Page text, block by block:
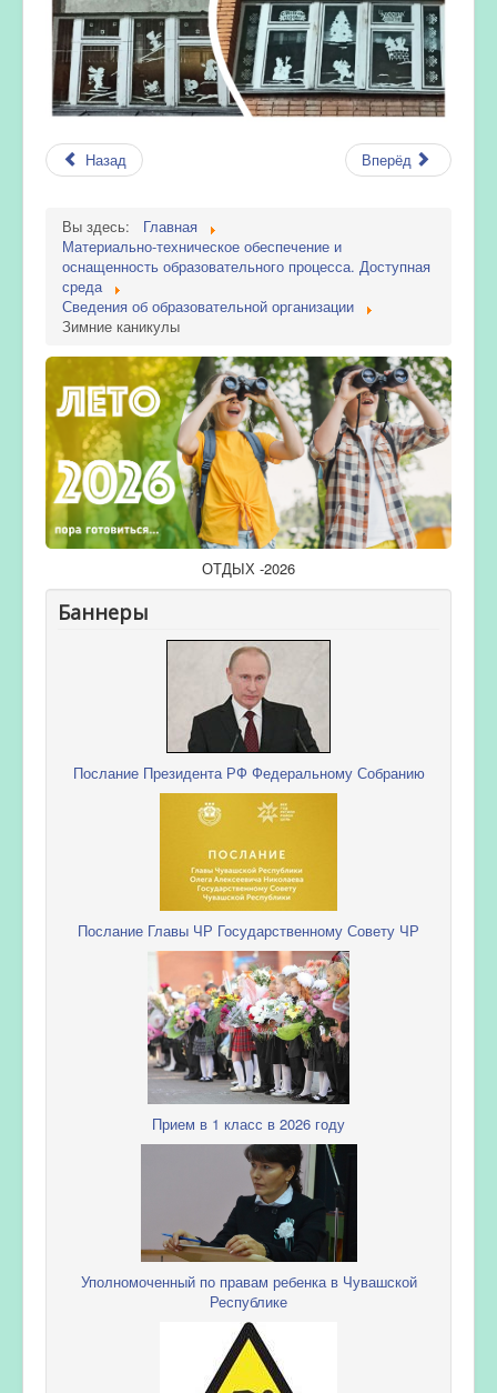
Назад Вперёд
Вы здесь:
Главная
Материально-техническое обеспечение и
оснащенность образовательного процесса. Доступная
среда
Сведения об образовательной организации
Зимние каникулы
ОТДЫХ -2026
Баннеры
Послание Президента РФ Федеральному Собранию
Послание Главы ЧР Государственному Совету ЧР
Прием в 1 класс в 2026 году
Уполномоченный по правам ребенка в Чувашской
Республике